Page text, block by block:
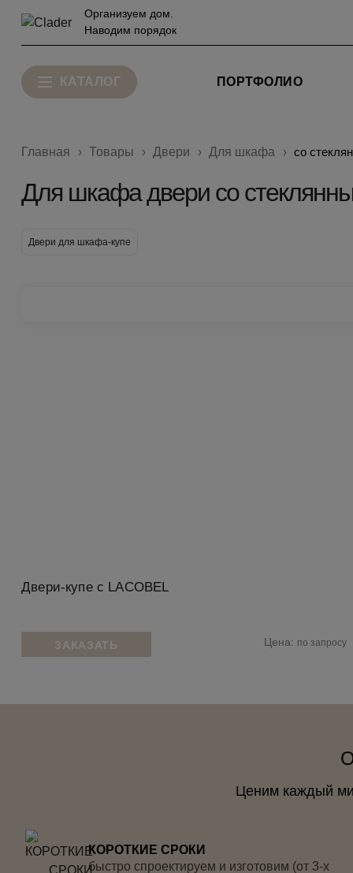
Организуем дом.
Наводим порядок
КАТАЛОГ ПОРТФОЛИО
Главная Товары Двери Для шкафа со
Для шкафа двери со
Двери для шкафа-купе
Двери-купе с LACOBEL
ЗАКАЗАТЬ Цена: по запросу
Ценим каждый
КОРОТКИЕ СРОКИ
быстро спроектируем и изготовим (от 3-х